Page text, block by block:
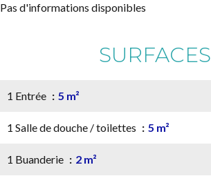
Pas d'informations disponibles
SURFACES
1 Entrée 5 m²
1 Salle de douche / toilettes 5 m²
1 Buanderie 2 m²